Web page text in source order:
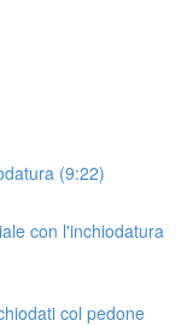
(9:22)
con l'inchiodatura
col pedone